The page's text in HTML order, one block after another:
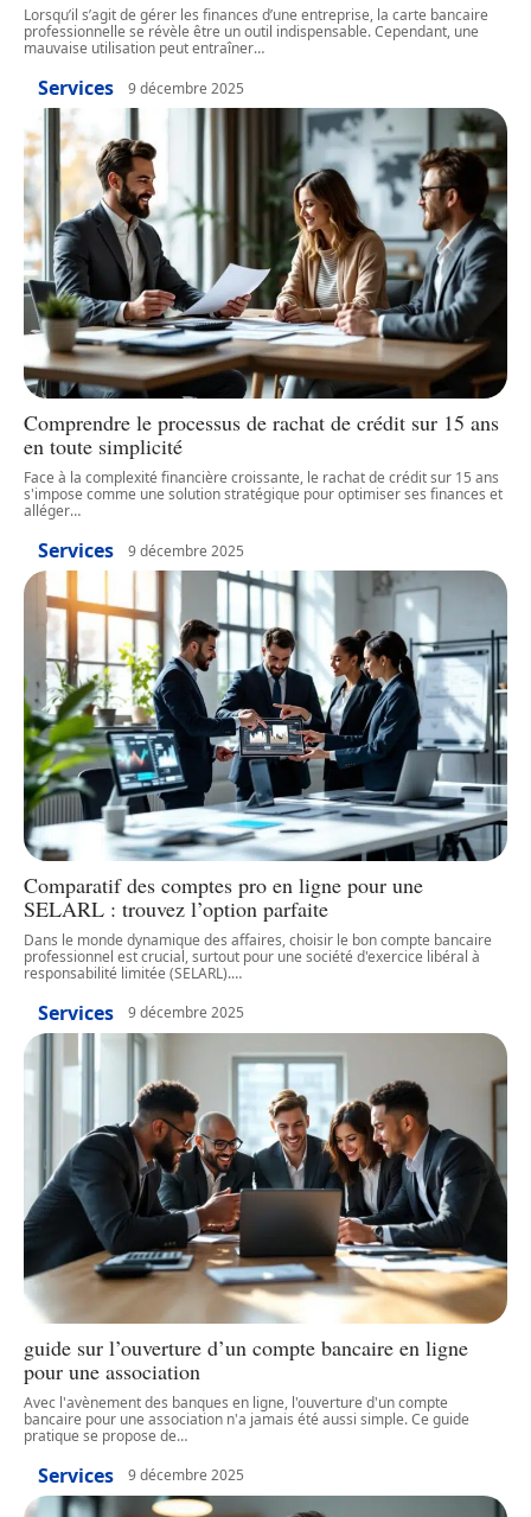
Lorsqu’il s’agit de gérer les finances d’une entreprise, la carte bancaire
professionnelle se révèle être un outil indispensable. Cependant, une
mauvaise utilisation peut entraîner…
Services 9 décembre 2025
Comprendre le processus de rachat de crédit sur 15 ans
en toute simplicité
Face à la complexité financière croissante, le rachat de crédit sur 15 ans
s'impose comme une solution stratégique pour optimiser ses finances et
alléger…
Services 9 décembre 2025
Comparatif des comptes pro en ligne pour une
SELARL : trouvez l’option parfaite
Dans le monde dynamique des affaires, choisir le bon compte bancaire
professionnel est crucial, surtout pour une société d'exercice libéral à
responsabilité limitée (SELARL).…
Services 9 décembre 2025
guide sur l’ouverture d’un compte bancaire en ligne
pour une association
Avec l'avènement des banques en ligne, l'ouverture d'un compte
bancaire pour une association n'a jamais été aussi simple. Ce guide
pratique se propose de…
Services 9 décembre 2025